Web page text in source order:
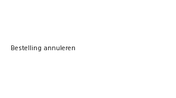
Bestelling annuleren